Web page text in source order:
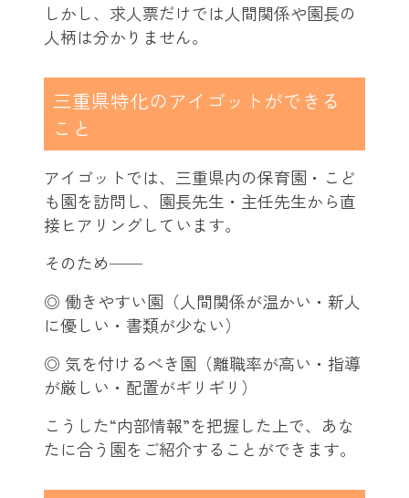
しかし、求人票だけでは人間関係や園長の
人柄は分かりません。
三重県特化のアイゴットができる
こと
アイゴットでは、三重県内の保育園・こど
も園を訪問し、園長先生・主任先生から直
接ヒアリングしています。
そのため──
◎ 働きやすい園（人間関係が温かい・新人
に優しい・書類が少ない）
◎ 気を付けるべき園（離職率が高い・指導
が厳しい・配置がギリギリ）
こうした“内部情報”を把握した上で、あな
たに合う園をご紹介することができます。